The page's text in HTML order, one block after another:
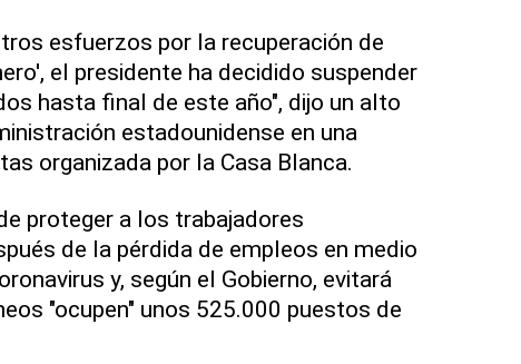
esfuerzos por la recuperación de
el presidente ha decidido suspender
hasta final de este año", dijo un alto
estadounidense en una
organizada por la Casa Blanca.
proteger a los trabajadores
de la pérdida de empleos en medio
y, según el Gobierno, evitará
"ocupen" unos 525.000 puestos de